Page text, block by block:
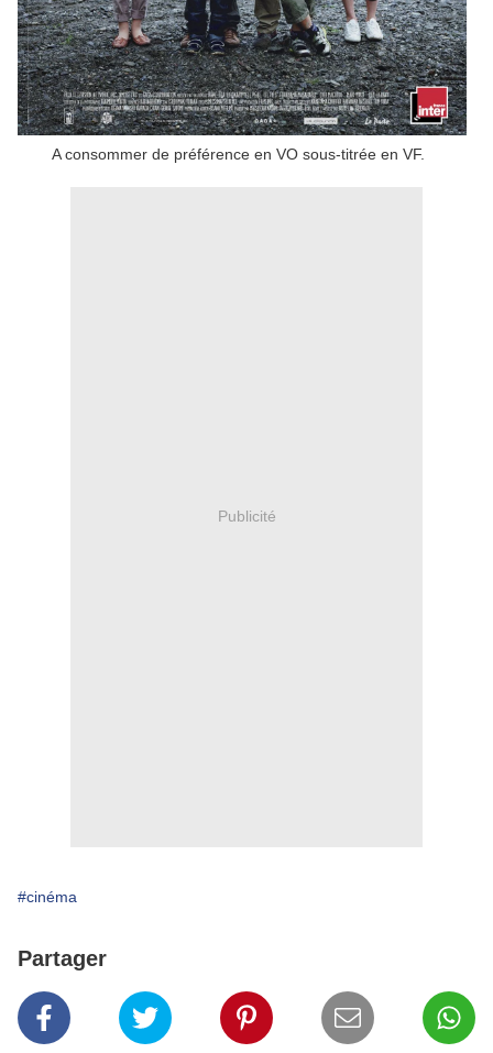
A consommer de préférence en VO sous-titrée en VF.
Publicité
#cinéma
Partager